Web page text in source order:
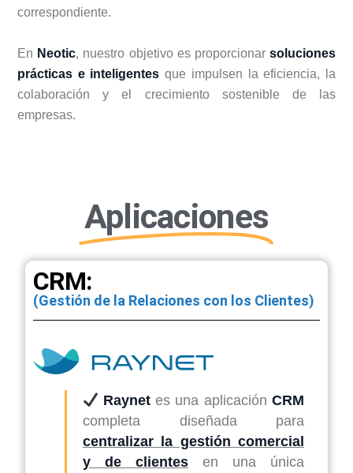
correspondiente.
En Neotic, nuestro objetivo es proporcionarsoluciones
prácticas e inteligentes que impulsen la eficiencia, la
colaboración y el crecimiento sostenible de las
empresas.
Aplicaciones
CRM:
(Gestión de la Relaciones con los Clientes)
Raynetes una aplicaciónCRM
completa diseñada para
centralizar la gestión comercial
y de clientes en una única